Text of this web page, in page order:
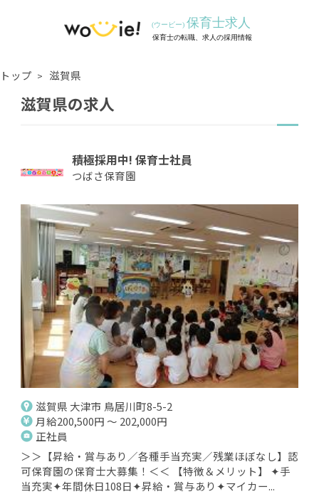
トップ 滋賀県
滋賀県の求人
積極採用中! 保育士社員
つばさ保育園
滋賀県 大津市 鳥居川町8-5-2
月給200,500円 ～ 202,000円
正社員
＞＞【昇給・賞与あり／各種手当充実／残業ほぼなし】認
可保育園の保育士大募集！＜＜ 【特徴＆メリット】 ✦手
当充実✦年間休日108日✦昇給・賞与あり✦マイカー...